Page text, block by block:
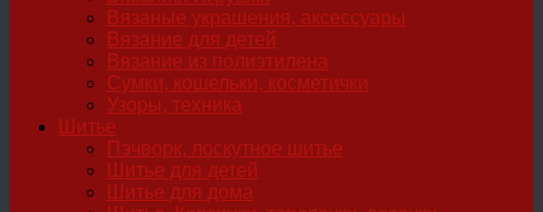
Вязаные украшения, аксессуары
Вязание для детей
Вязание из полиэтилена
Сумки, кошельки, косметички
Узоры, техника
Шитье
Пэчворк, лоскутное шитье
Шитье для детей
Шитье для дома